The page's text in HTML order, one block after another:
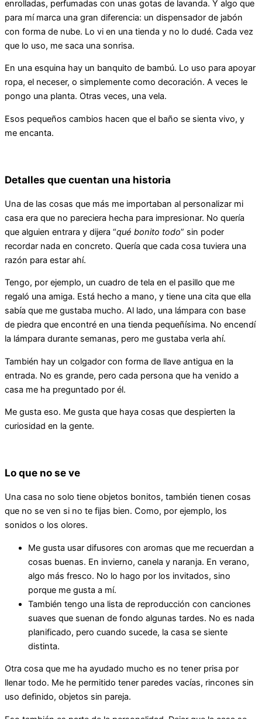
enrolladas, perfumadas con unas gotas de lavanda. Y algo que
para mí marca una gran diferencia: un dispensador de jabón
con forma de nube. Lo vi en una tienda y no lo dudé. Cada vez
que lo uso, me saca una sonrisa.
En una esquina hay un banquito de bambú. Lo uso para apoyar
ropa, el neceser, o simplemente como decoración. A veces le
pongo una planta. Otras veces, una vela.
Esos pequeños cambios hacen que el baño se sienta vivo, y
me encanta.
Detalles que cuentan una historia
Una de las cosas que más me importaban al personalizar mi
casa era que no pareciera hecha para impresionar. No quería
que alguien entrara y dijera “qué bonito todo” sin poder
recordar nada en concreto. Quería que cada cosa tuviera una
razón para estar ahí.
Tengo, por ejemplo, un cuadro de tela en el pasillo que me
regaló una amiga. Está hecho a mano, y tiene una cita que ella
sabía que me gustaba mucho. Al lado, una lámpara con base
de piedra que encontré en una tienda pequeñísima. No encendí
la lámpara durante semanas, pero me gustaba verla ahí.
También hay un colgador con forma de llave antigua en la
entrada. No es grande, pero cada persona que ha venido a
casa me ha preguntado por él.
Me gusta eso. Me gusta que haya cosas que despierten la
curiosidad en la gente.
Lo que no se ve
Una casa no solo tiene objetos bonitos, también tienen cosas
que no se ven si no te fijas bien. Como, por ejemplo, los
sonidos o los olores.
Me gusta usar difusores con aromas que me recuerdan a
cosas buenas. En invierno, canela y naranja. En verano,
algo más fresco. No lo hago por los invitados, sino
porque me gusta a mí.
También tengo una lista de reproducción con canciones
suaves que suenan de fondo algunas tardes. No es nada
planificado, pero cuando sucede, la casa se siente
distinta.
Otra cosa que me ha ayudado mucho es no tener prisa por
llenar todo. Me he permitido tener paredes vacías, rincones sin
uso definido, objetos sin pareja.